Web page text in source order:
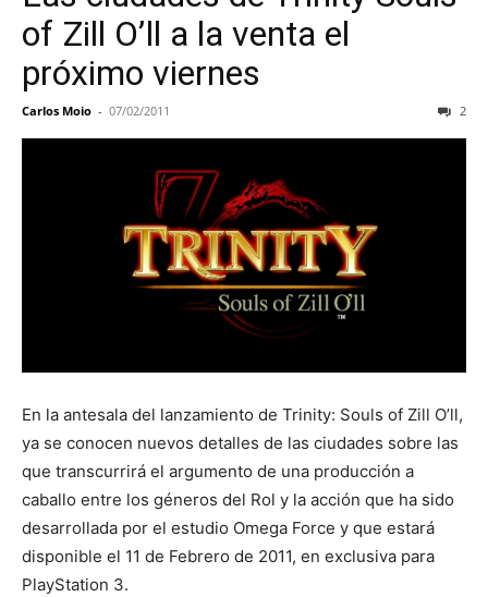
of Zill O’ll a la venta el
próximo viernes
Carlos Moio - 07/02/2011 2
En la antesala del lanzamiento de Trinity: Souls of Zill O’ll,
ya se conocen nuevos detalles de las ciudades sobre las
que transcurrirá el argumento de una producción a
caballo entre los géneros del Rol y la acción que ha sido
desarrollada por el estudio Omega Force y que estará
disponible el 11 de Febrero de 2011, en exclusiva para
PlayStation 3.